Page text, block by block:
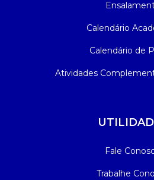
Calendário
Calendário de
Atividades
Fale
Trabalhe